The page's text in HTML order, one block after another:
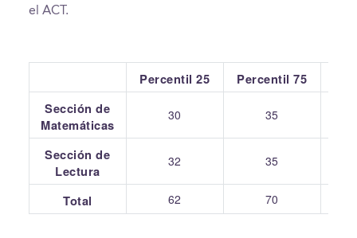
el ACT.
Percentil 25 Percentil 75
Sección de
Matemáticas
30 35
Sección de
Lectura
32 35
Total 62 70